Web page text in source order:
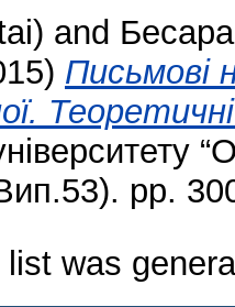
and
Письмові
pp.
list was